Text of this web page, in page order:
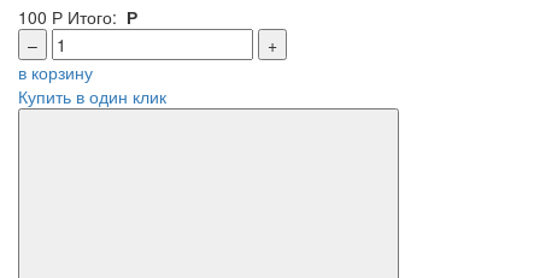
100 Р Итого: Р
–
+
в корзину
Купить в один клик